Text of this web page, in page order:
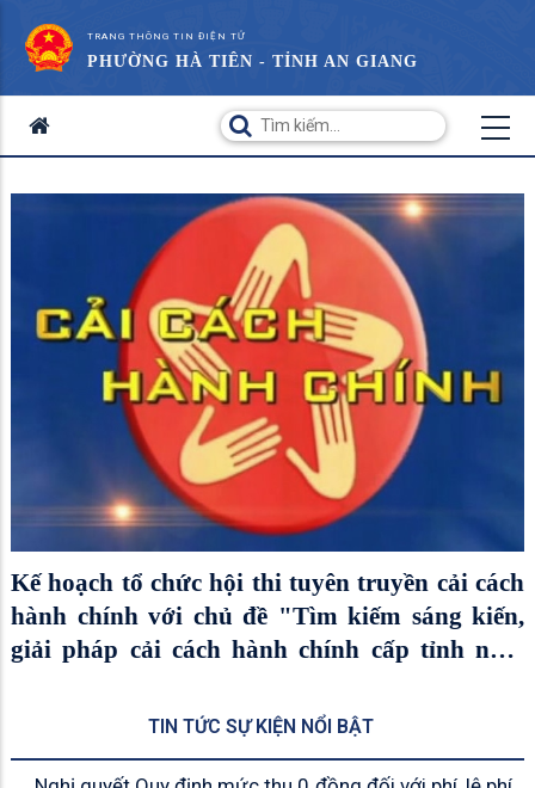
TRANG THÔNG TIN ĐIỆN TỬ
PHƯỜNG HÀ TIÊN - TỈNH AN GIANG
Kế hoạch tổ chức hội thi tuyên truyền cải cách
hành chính với chủ đề "Tìm kiếm sáng kiến,
giải pháp cải cách hành chính cấp tỉnh năm
TIN TỨC SỰ KIỆN NỔI BẬT